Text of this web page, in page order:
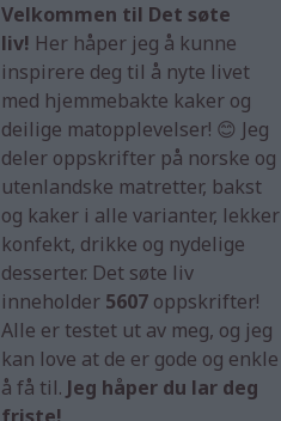
Velkommen til Det søte
liv! Her håper jeg å kunne
inspirere deg til å nyte livet
med hjemmebakte kaker og
deilige matopplevelser! 😊 Jeg
deler oppskrifter på norske og
utenlandske matretter, bakst
og kaker i alle varianter, lekker
konfekt, drikke og nydelige
desserter. Det søte liv
inneholder 5607 oppskrifter!
Alle er testet ut av meg, og jeg
kan love at de er gode og enkle
å få til. Jeg håper du lar deg